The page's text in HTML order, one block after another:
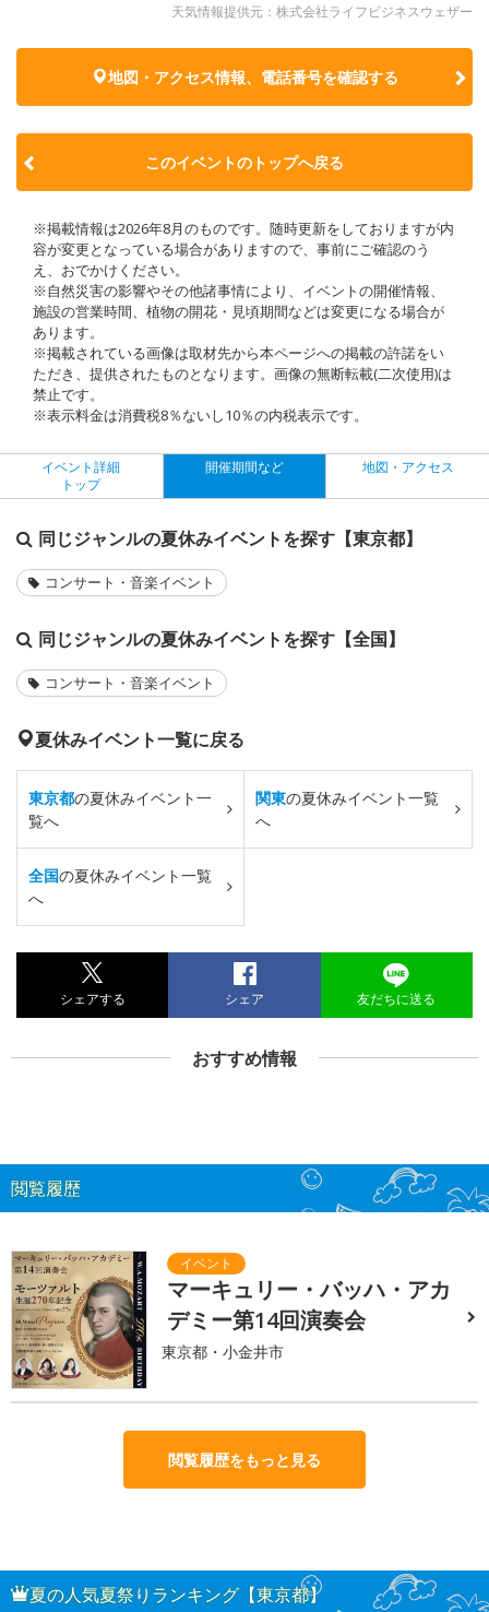
天気情報提供元：株式会社ライフビジネスウェザー
地図・アクセス情報、電話番号を確認する
このイベントのトップへ戻る
※掲載情報は2026年8月のものです。随時更新をしておりますが内
容が変更となっている場合がありますので、事前にご確認のう
え、おでかけください。
※自然災害の影響やその他諸事情により、イベントの開催情報、
施設の営業時間、植物の開花・見頃期間などは変更になる場合が
あります。
※掲載されている画像は取材先から本ページへの掲載の許諾をい
ただき、提供されたものとなります。画像の無断転載(二次使用)は
禁止です。
※表示料金は消費税8％ないし10％の内税表示です。
イベント詳細
トップ
開催期間など 地図・アクセス
同じジャンルの夏休みイベントを探す【東京都】
コンサート・音楽イベント
同じジャンルの夏休みイベントを探す【全国】
コンサート・音楽イベント
夏休みイベント一覧に戻る
東京都の夏休みイベント一
覧へ
関東の夏休みイベント一覧
へ
全国の夏休みイベント一覧
へ
シェアする シェア 友だちに送る
おすすめ情報
閲覧履歴
マーキュリー・バッハ・アカ
デミー第14回演奏会
東京都・小金井市
閲覧履歴をもっと見る
夏の人気夏祭りランキング【東京都】